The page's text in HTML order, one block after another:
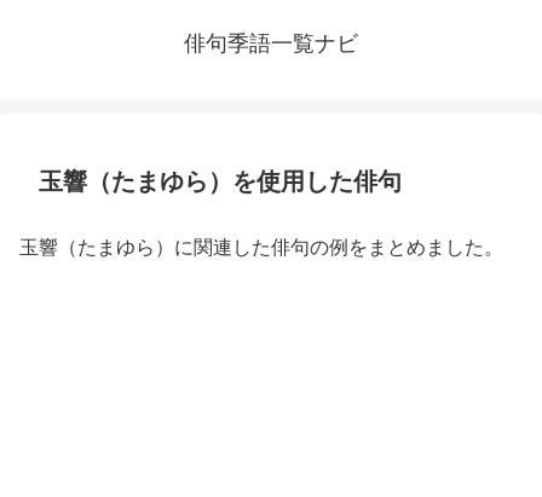
俳句季語一覧ナビ
玉響（たまゆら）を使用した俳句
玉響（たまゆら）に関連した俳句の例をまとめました。